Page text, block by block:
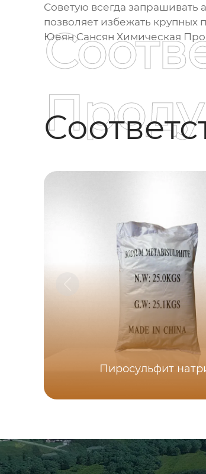
Советую всегда запрашивать
позволяет избежать крупных
Юеян Сансян Химическая
Пиросульфит